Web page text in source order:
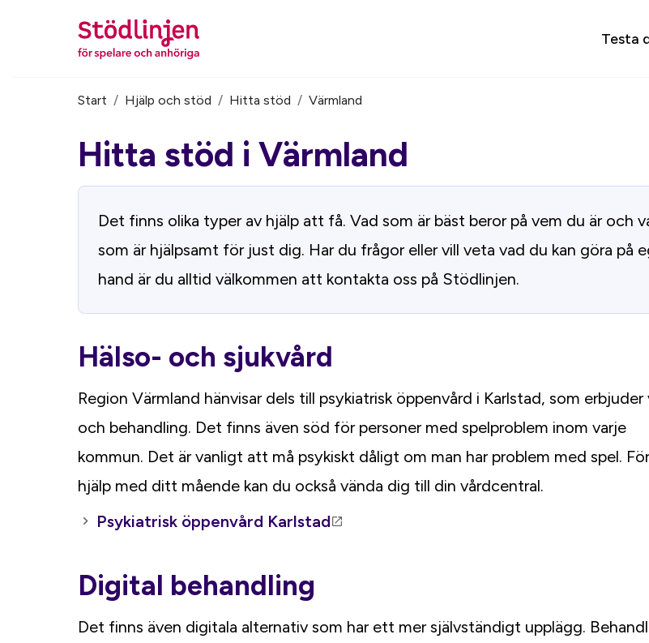
Testa
Du är här:
Start / Hjälp och stöd / Hitta stöd / Värmland
Hitta stöd i Värmland
Det finns olika typer av hjälp att få. Vad som är bäst beror på vem du är och
som är hjälpsamt för just dig. Har du frågor eller vill veta vad du kan göra på
hand är du alltid välkommen att kontakta oss på Stödlinjen.
Hälso- och sjukvård
Region Värmland hänvisar dels till psykiatrisk öppenvård i Karlstad, som erbjuder
och behandling. Det finns även söd för personer med spelproblem inom varje
kommun. Det är vanligt att må psykiskt dåligt om man har problem med spel.
hjälp med ditt mående kan du också vända dig till din vårdcentral.
Psykiatrisk öppenvård Karlstad
Digital behandling
Det finns även digitala alternativ som har ett mer självständigt upplägg.